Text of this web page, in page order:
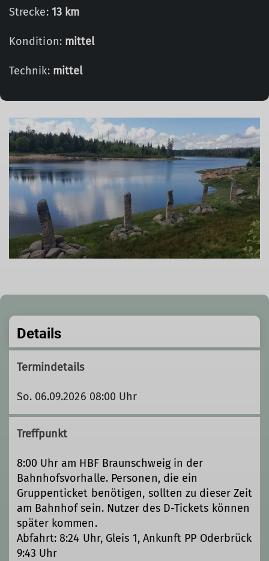
Strecke: 13 km
Kondition: mittel
Technik: mittel
Details
Termindetails
So. 06.09.2026 08:00 Uhr
Treffpunkt
8:00 Uhr am HBF Braunschweig in der
Bahnhofsvorhalle. Personen, die ein
Gruppenticket benötigen, sollten zu dieser Zeit
am Bahnhof sein. Nutzer des D-Tickets können
später kommen.
Abfahrt: 8:24 Uhr, Gleis 1, Ankunft PP Oderbrück
9:43 Uhr